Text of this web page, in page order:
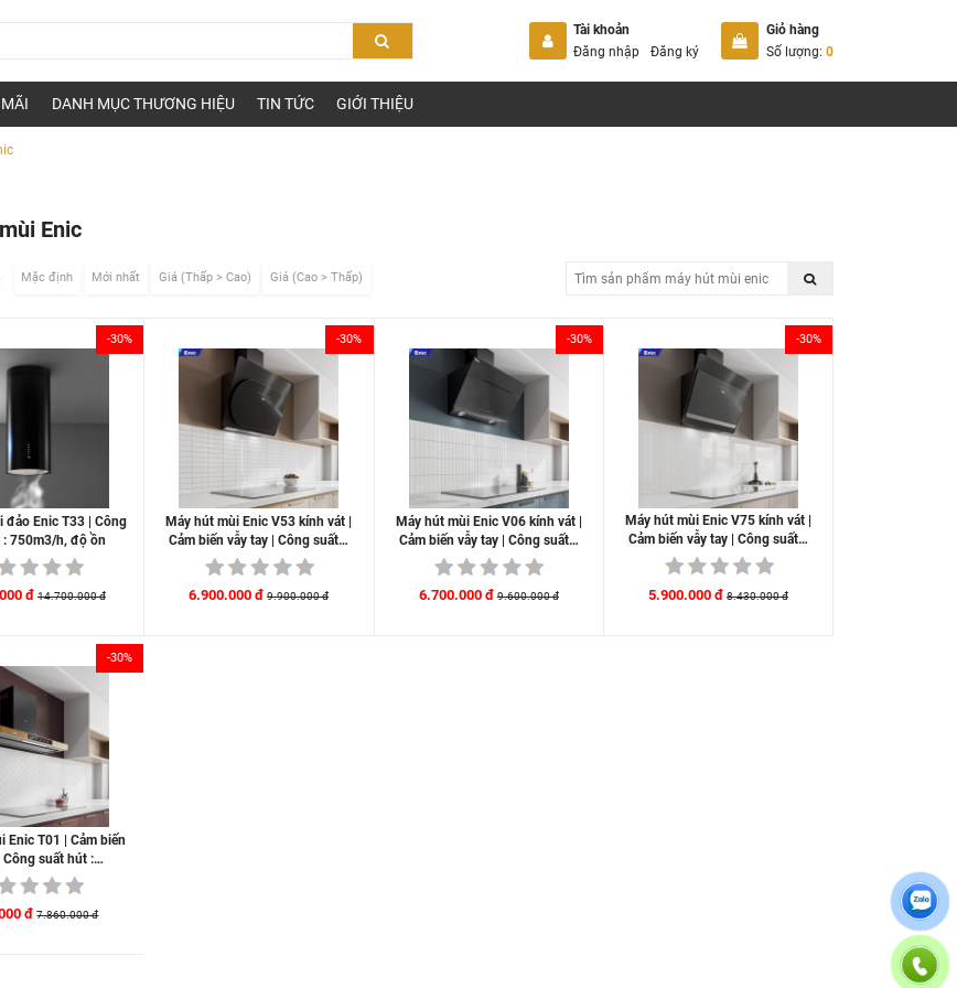
Tài khoản
Đăng nhập
Đăng ký
Giỏ hàng
Số lượng: 0
DANH MỤC THƯƠNG HIỆU TIN TỨC GIỚI THIỆU
Enic
Mặc định Mới nhất Giá (Thấp > Cao) Giá (Cao > Thấp)
-30%
đảo Enic T33 | Công
: 750m3/h, độ ồn
đ 14.700.000 đ
-30%
Máy hút mùi Enic V53 kính vát |
Cảm biến vẫy tay | Công suất…
6.900.000 đ 9.900.000 đ
-30%
Máy hút mùi Enic V06 kính vát |
Cảm biến vẫy tay | Công suất…
6.700.000 đ 9.600.000 đ
-30%
Máy hút mùi Enic V75 kính vát |
Cảm biến vẫy tay | Công suất…
5.900.000 đ 8.430.000 đ
-30%
Enic T01 | Cảm biến
Công suất hút :…
đ 7.860.000 đ